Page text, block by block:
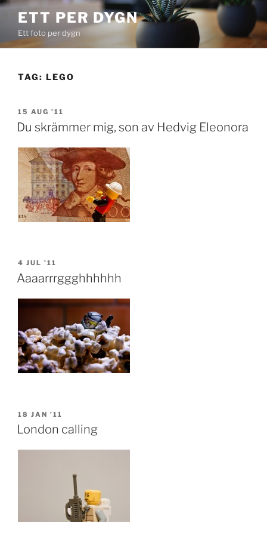
Skip
content
ETT PER DYGN
Ett foto per dygn
TAG: LEGO
POSTED
ON
15 AUG ’11
Du skrämmer mig, son av Hedvig Eleonora
POSTED
ON
4 JUL ’11
Aaaarrrggghhhhhh
POSTED
ON
18 JAN ’11
London calling